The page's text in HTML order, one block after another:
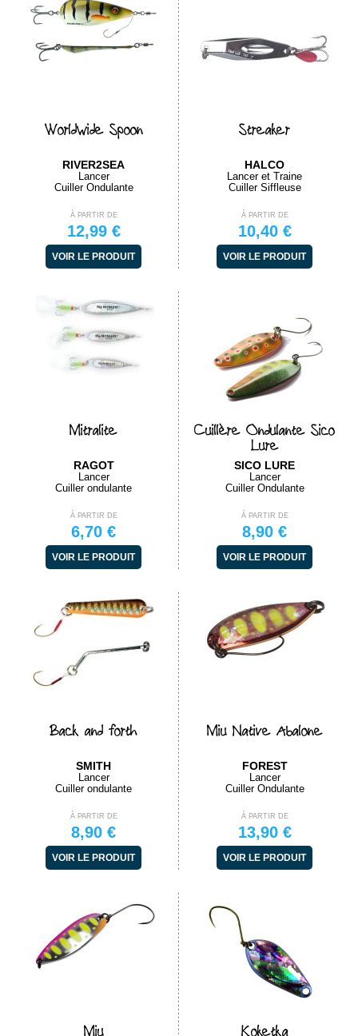
Worldwide Spoon
RIVER2SEA
Lancer
Cuiller Ondulante
À PARTIR DE
12,99 €
VOIR LE PRODUIT
Streaker
HALCO
Lancer et Traine
Cuiller Siffleuse
À PARTIR DE
10,40 €
VOIR LE PRODUIT
Mitralite
RAGOT
Lancer
Cuiller ondulante
À PARTIR DE
6,70 €
VOIR LE PRODUIT
Cuillère Ondulante Sico
Lure
SICO LURE
Lancer
Cuiller Ondulante
À PARTIR DE
8,90 €
VOIR LE PRODUIT
Back and forth
SMITH
Lancer
Cuiller ondulante
À PARTIR DE
8,90 €
VOIR LE PRODUIT
Miu Native Abalone
FOREST
Lancer
Cuiller Ondulante
À PARTIR DE
13,90 €
VOIR LE PRODUIT
Miu Koketka